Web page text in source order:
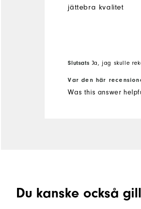
jättebra kvalitet
Slutsats Ja, jag skulle
Var den här
Was this answer
Du kanske också